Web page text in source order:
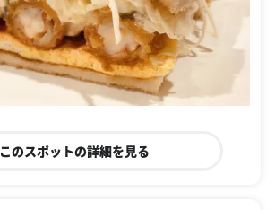
このスポットの詳細を見る